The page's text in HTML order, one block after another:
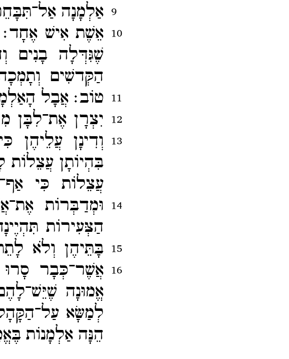
9 אַלְמָנָה
אֵשֶׁת אִישׁ אֶחָד׃ 10
שֶׁגִּדְּלָה בָנִים
הַקְּדשִׁים
טוֹב׃ 11
אֲבָל
יִצְרָן אֶת־​לִבָּן 12
וְדִינָן עֲלֵיהֶן 13
בִּהְיוֹתָן
עֲצֵלוֹת כִּי
וּמְדַבְּרוֹת 14
הַצְּעִירוֹת
בָּתֵּיהֶן וְלֹא 15
אֲשֶׁר־​כְּבָר 16
אֱמוּנָה
לְמַשָּׂא
הֵנָּה אַלְמָנוֹת